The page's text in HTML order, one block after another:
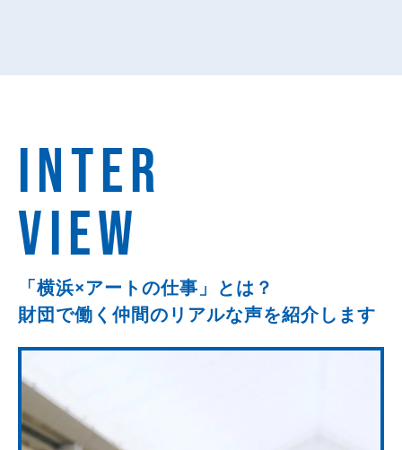
INTER
VIEW
「横浜×アートの仕事」とは？
財団で働く仲間のリアルな声を紹介します